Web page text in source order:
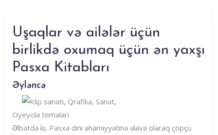
Uşaqlar və ailələr üçün
birlikdə oxumaq üçün ən yaxşı
Pasxa Kitabları
Əyləncə
Oyeyola temaları
Əlbətdə ki, Pasxa dini əhəmiyyətinə əlavə olaraq çöpçü